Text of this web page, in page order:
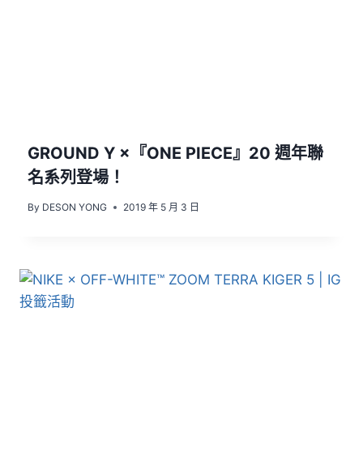
GROUND Y ×『ONE PIECE』20 週年聯
名系列登場！
By DESON YONG 2019 年 5 月 3 日